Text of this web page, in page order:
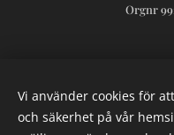
Orgnr
NOK kr
Vi använder cookies för
och säkerhet på vår